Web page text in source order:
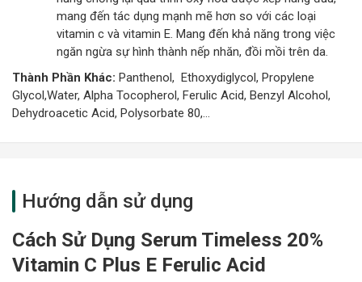
mang đến tác dụng mạnh mẽ hơn so với các loại
vitamin c và vitamin E. Mang đến khả năng trong việc
ngăn ngừa sự hình thành nếp nhăn, đồi mồi trên da.
Thành Phần Khác: Panthenol, Ethoxydiglycol, Propylene
Glycol,Water, Alpha Tocopherol, Ferulic Acid, Benzyl Alcohol,
Dehydroacetic Acid, Polysorbate 80,…
Hướng dẫn sử dụng
Cách Sử Dụng Serum Timeless 20%
Vitamin C Plus E Ferulic Acid